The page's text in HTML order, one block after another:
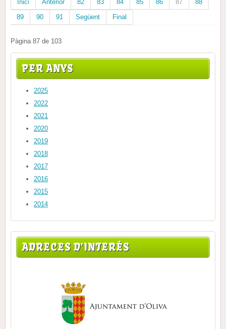
Inici Anterior 82 83 84 85 86 87
88
89
90 91 Següent Final
Pàgina 87 de 103
PER ANYS
2025
2022
2021
2020
2019
2018
2017
2016
2015
2014
ADRECES D'INTERÉS